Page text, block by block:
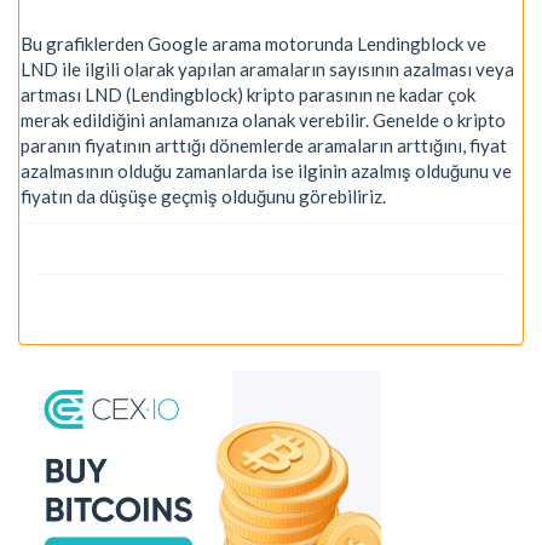
Bu grafiklerden Google arama motorunda Lendingblock ve
LND ile ilgili olarak yapılan aramaların sayısının azalması veya
artması LND (Lendingblock) kripto parasının ne kadar çok
merak edildiğini anlamanıza olanak verebilir. Genelde o kripto
paranın fiyatının arttığı dönemlerde aramaların arttığını, fiyat
azalmasının olduğu zamanlarda ise ilginin azalmış olduğunu ve
fiyatın da düşüşe geçmiş olduğunu görebiliriz.